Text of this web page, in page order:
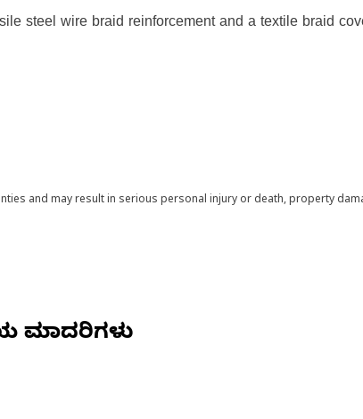
steel wire braid reinforcement and a textile braid
and may result in serious personal injury or death, property
ಮಾದರಿಗಳು